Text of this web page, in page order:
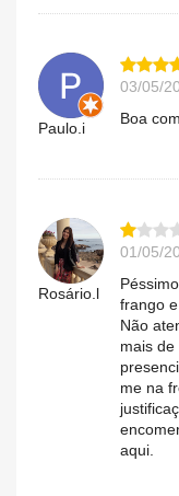
Paulo.i
03/05/
Boa
Rosário.l
01/05/
frango
Não
mais
me na
aqui.